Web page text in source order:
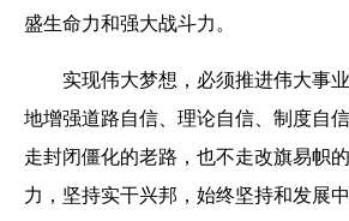
盛生命力和强大战斗力。
实现伟大梦想，必须推进伟大事
地增强道路自信、理论自信、制度自
走封闭僵化的老路，也不走改旗易帜
力，坚持实干兴邦，始终坚持和发展